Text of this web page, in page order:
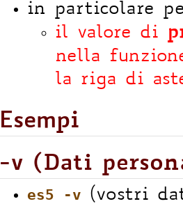
in particolare
il valore di
nella
la riga di
Esempi
-v (Dati
es5 -v (vostri